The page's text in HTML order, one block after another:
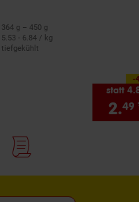
364 g – 450 g
5.53 - 6.84 / kg
tiefgekühlt
-
statt
2.49